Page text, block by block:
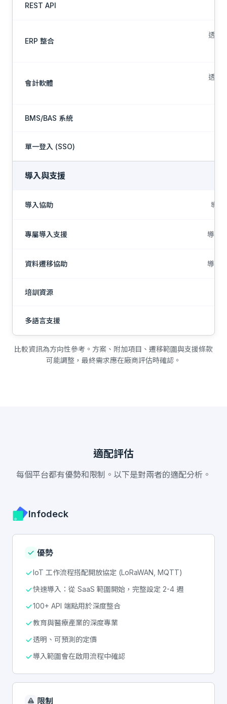
REST API
ERP 整合
透過
會計軟體
透過
BMS/BAS 系統
單一登入 (SSO)
導入與支援
導入協助 導入
專屬導入支援 導入
資料遷移協助 導入
培訓資源
多語言支援
比較資訊為方向性參考。方案、附加項目、遷移範圍與支援條款
可能調整，最終需求應在廠商評估時確認。
適配評估
每個平台都有優勢和限制。以下是對兩者的適配分析。
Infodeck
優勢
IoT 工作流程搭配開放協定 (LoRaWAN, MQTT)
快速導入：從 SaaS 範圍開始，完整設定 2-4 週
100+ API 端點用於深度整合
教育與醫療產業的深度專業
透明、可預測的定價
導入範圍會在啟用流程中確認
限制